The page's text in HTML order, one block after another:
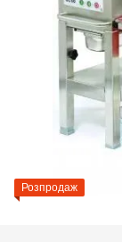
Розпродаж